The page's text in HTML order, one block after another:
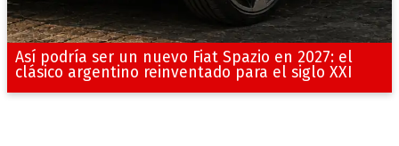
Así podría ser un nuevo Fiat Spazio en 2027: el
clásico argentino reinventado para el siglo XXI